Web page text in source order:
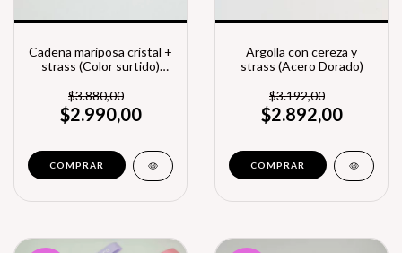
Cadena mariposa cristal +
strass (Color surtido)
$3.880,00
$2.990,00
Argolla con cereza y
strass (Acero Dorado)
$3.192,00
$2.892,00
COMPRAR